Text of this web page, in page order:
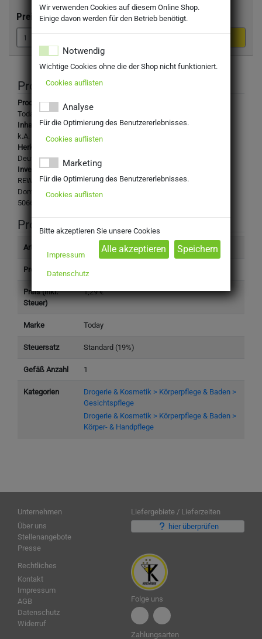
Preis: 1,29 €
Produktbeschreibung
Produktbezeichnung:
Today Einwegrasierer Herren 2 Fachklinge, 10 Stück
Inhaltsstoffe:
k.A.
Herkunftsland:
Deutschland
Inverkehrbringer:
REWE Group
Domstraße 20
50668 Köln
Produktinformation
Artikelnummer 5590011
Produkttyp Non-Food
Preis (inkl.
Steuer)
1,29 €
Marke Today
Steuersatz Standard (19%)
Gefäß Anzahl 1
Kategorien
Drogerie & Kosmetik > Körperpflege & Baden >
Gesichtspflege
Drogerie & Kosmetik > Körperpflege & Baden >
Körper- & Handpflege
Folge uns
Zahlungsarten
Unternehmen
Über uns
Stellenangebote
Presse
Liefergebiete / Lieferzeiten
hier überprüfen
Rechtliches
Kontakt
Impressum
AGB
Datenschutz
Widerruf
Wir verwenden Cookies auf diesem Online Shop.
Einige davon werden für den Betrieb benötigt.
Notwendig
Wichtige Cookies ohne die der Shop nicht funktioniert.
Cookies auflisten
Analyse
Für die Optimierung des Benutzererlebnisses.
Cookies auflisten
Marketing
Für die Optimierung des Benutzererlebnisses.
Cookies auflisten
Bitte akzeptieren Sie unsere Cookies
Impressum
Datenschutz